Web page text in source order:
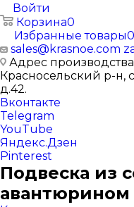
Войти
Корзина0
Избранные товары0
sales@krasnoe.com
Адрес
Красносельский р-н,
д.42.
Вконтакте
Telegram
YouTube
Яндекс.Дзен
Pinterest
Подвеска из
авантюрином